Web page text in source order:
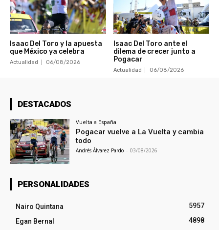
Isaac Del Toro y la apuesta
que México ya celebra
Actualidad 06/08/2026
Isaac Del Toro ante el
dilema de crecer junto a
Pogacar
Actualidad 06/08/2026
DESTACADOS
Vuelta a España
Pogacar vuelve a La Vuelta y cambia
todo
Andrés Álvarez Pardo - 03/08/2026
PERSONALIDADES
Nairo Quintana
5957
Egan Bernal
4898